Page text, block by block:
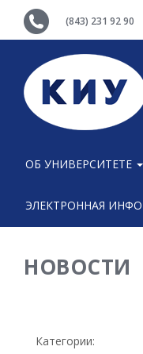
(843) 231 92 90
ОБ УНИВЕРСИТЕТЕ
ЭЛЕКТРОННАЯ
НОВОСТИ
Категории: